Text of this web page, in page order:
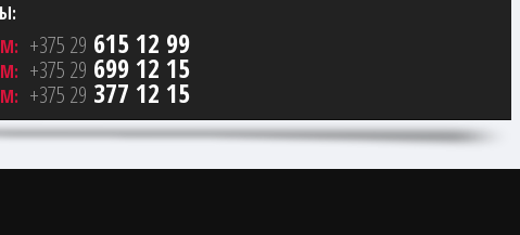
+375 29 615 12 99
+375 29 699 12 15
+375 29 377 12 15